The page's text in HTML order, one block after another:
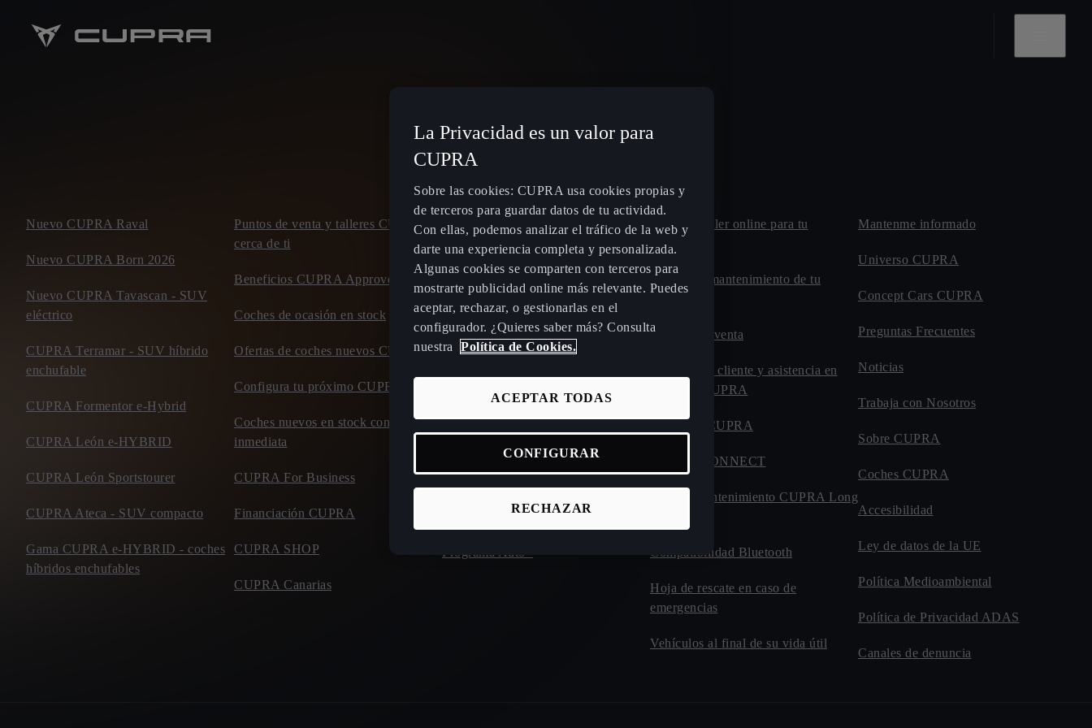
Spain Español
Nuevo CUPRA Raval
Nuevo CUPRA Born 2026
Nuevo CUPRA Tavascan - SUV
eléctrico
CUPRA Terramar - SUV híbrido
enchufable
CUPRA Formentor e-Hybrid
CUPRA León e-HYBRID
CUPRA León Sportstourer
CUPRA Ateca - SUV compacto
Gama CUPRA e-HYBRID - coches
híbridos enchufables
Puntos de venta y talleres CUPRA
cerca de ti
Beneficios CUPRA Approved
Coches de ocasión en stock
Ofertas de coches nuevos CUPRA
Configura tu próximo CUPRA
Coches nuevos en stock con entrega
inmediata
CUPRA For Business
Financiación CUPRA
CUPRA SHOP
CUPRA Canarias
Planifica tu ruta - Estaciones de
recarga eléctrica
Tarifas de carga para coches híbridos
enchufables y eléctricos
Carga tu CUPRA en casa
Calculadora de autonomía y consumo
Calculadora tiempos de carga de
Incentivos y beneficios
Programa Auto+
Pide cita taller online para tu
CUPRA
Calcula el mantenimiento de tu
Ofertas Posventa
Atención al cliente y asistencia en
carretera CUPRA
Manuales CUPRA
CUPRA CONNECT
Plan de mantenimiento CUPRA Long
Compatibilidad Bluetooth
Hoja de rescate en caso de
emergencias
Vehículos al final de su vida útil
Mantenme informado
Universo CUPRA
Concept Cars CUPRA
Preguntas Frecuentes
Noticias
Trabaja con Nosotros
Sobre CUPRA
Coches CUPRA
Accesibilidad
Ley de datos de la UE
Política Medioambiental
Política de Privacidad ADAS
Canales de denuncia
La Privacidad es un valor para
CUPRA
Sobre las cookies: CUPRA usa cookies propias y
de terceros para guardar datos de tu actividad.
Con ellas, podemos analizar el tráfico de la web y
darte una experiencia completa y personalizada.
Algunas cookies se comparten con terceros para
mostrarte publicidad online más relevante. Puedes
aceptar, rechazar, o gestionarlas en el
configurador. ¿Quieres saber más? Consulta
nuestra
Política de Cookies.
RECHAZAR
ACEPTAR TODAS
CONFIGURAR